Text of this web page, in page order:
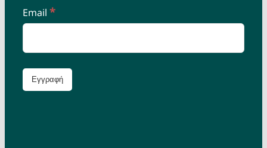
Email *